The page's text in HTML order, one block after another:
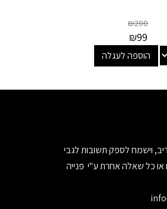
₪200
₪99
הוספה לעגלה
וישמח לספק תשובות לגבי
או כל שאלה אחרת ע"י פנייה